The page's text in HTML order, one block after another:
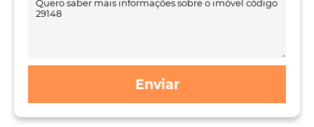
Enviar